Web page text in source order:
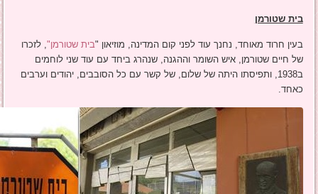
בית שטורמן
בעין חרוד מאוחד, נחנך עוד לפני קום המדינה, מוזיאון "בית שטורמן", לזכרו
של חיים שטורמן, איש השומר וההגנה, שנהרג ביחד עם עוד שני לוחמים
ב1938, ותפיסתו היתה של שלום, של קשר עם כל הסובבים, יהודים וערבים
כאחד.